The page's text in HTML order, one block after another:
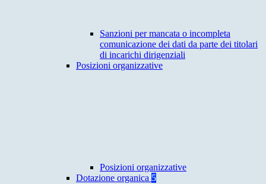
Sanzioni per mancata o incompleta
comunicazione dei dati da parte dei titolari
di incarichi dirigenziali
Posizioni organizzative
Posizioni organizzative
Dotazione organica 5